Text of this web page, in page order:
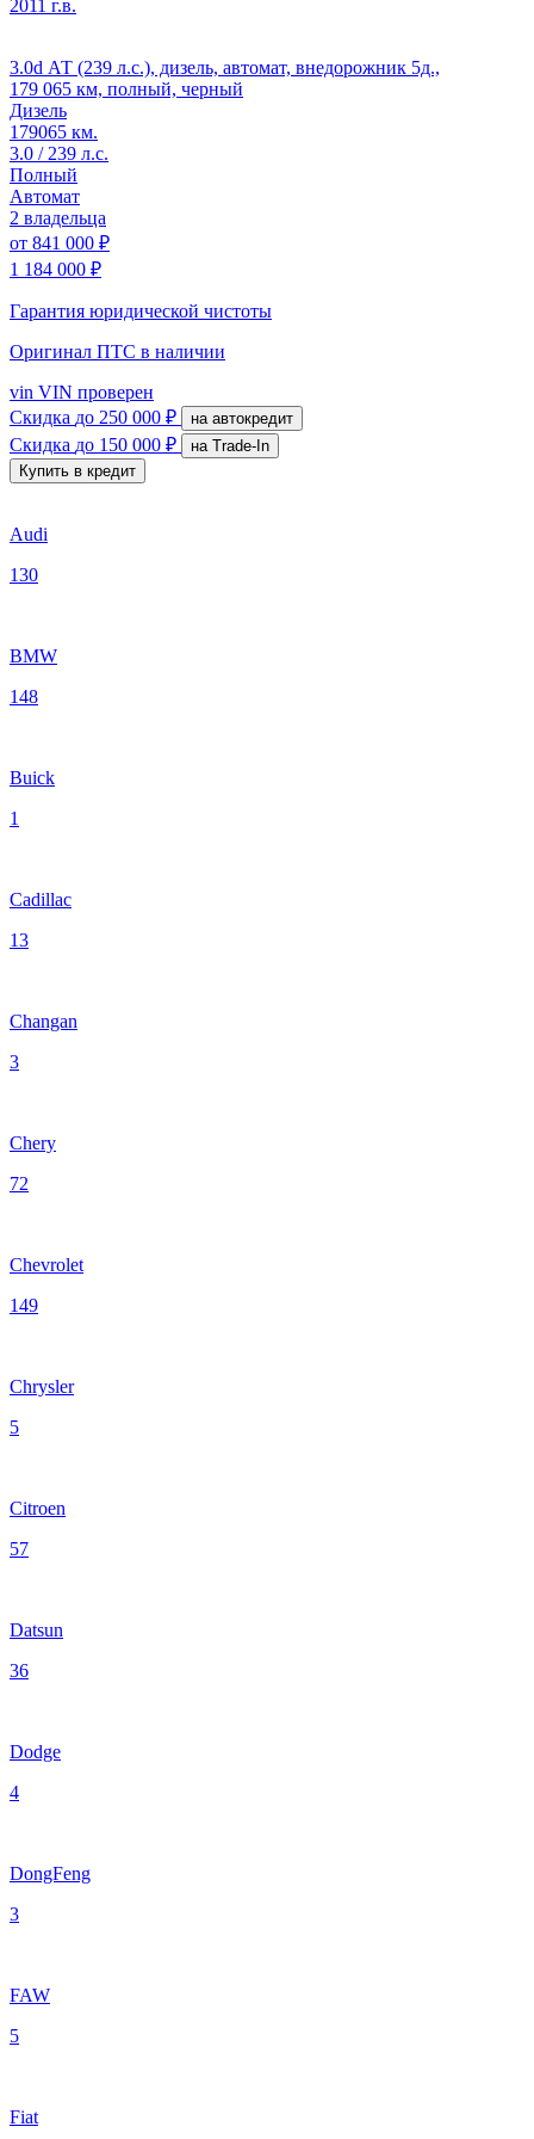
2011 г.в.
3.0d АТ (239 л.с.), дизель, автомат, внедорожник 5д.,
179 065 км, полный, черный
Дизель
179065 км.
3.0 / 239 л.с.
Полный
Автомат
2 владельца
от 841 000 ₽
1 184 000 ₽
Гарантия юридической чистоты
Оригинал ПТС в наличии
vin VIN проверен
Скидка до 250 000 ₽ на автокредит
Скидка до 150 000 ₽
на Trade-In
Купить в кредит
Audi
130
BMW
148
Buick
1
Cadillac
13
Changan
3
Chery
72
Chevrolet
149
Chrysler
5
Citroen
57
Datsun
36
Dodge
4
DongFeng
3
FAW
5
Fiat